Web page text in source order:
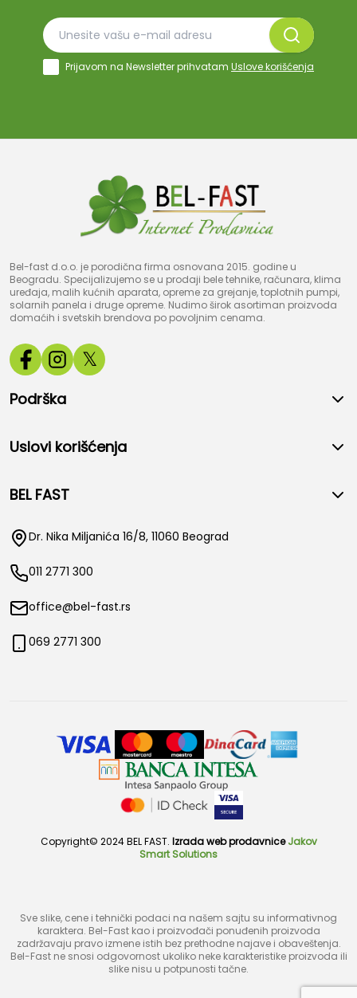
Prijavom na Newsletter prihvatam Uslove korišćenja
Bel-fast d.o.o. je porodična firma osnovana 2015. godine u
Beogradu. Specijalizujemo se u prodaji bele tehnike, računara, klima
uređaja, malih kućnih aparata, opreme za grejanje, toplotnih pumpi,
solarnih panela i druge opreme. Nudimo širok asortiman proizvoda
domaćih i svetskih brendova po povoljnim cenama.
𝕏
Podrška
Uslovi korišćenja
BEL FAST
Dr. Nika Miljanića 16/8, 11060 Beograd
011 2771 300
office@bel-fast.rs
069 2771 300
Copyright© 2024 BEL FAST. Izrada web prodavnice Jakov
Smart Solutions
Sve slike, cene i tehnički podaci na našem sajtu su informativnog
karaktera. Bel-Fast kao i proizvođači ponuđenih proizvoda
zadržavaju pravo izmene istih bez prethodne najave i obaveštenja.
Bel-Fast ne snosi odgovornost ukoliko neke karakteristike proizvoda ili
slike nisu u potpunosti tačne.